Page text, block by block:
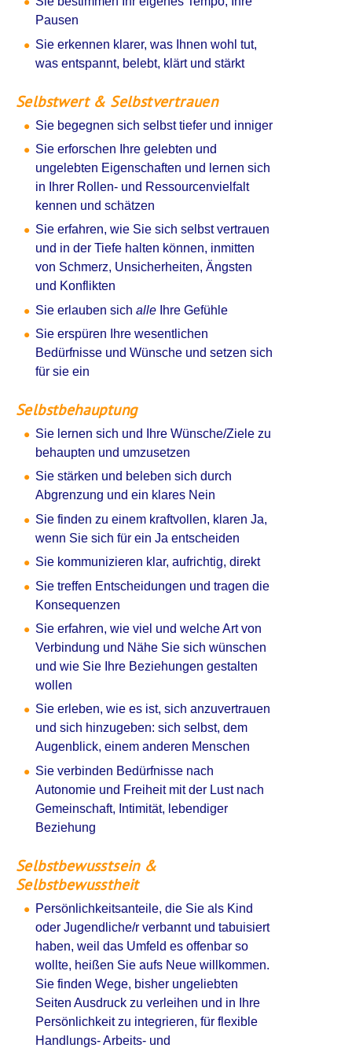
Pausen
Sie erkennen klarer, was Ihnen wohl tut,
was entspannt, belebt, klärt und stärkt
Selbstwert & Selbstvertrauen
Sie begegnen sich selbst tiefer und inniger
Sie erforschen Ihre gelebten und
ungelebten Eigenschaften und lernen sich
in Ihrer Rollen- und Ressourcenvielfalt
kennen und schätzen
Sie erfahren, wie Sie sich selbst vertrauen
und in der Tiefe halten können, inmitten
von Schmerz, Unsicherheiten, Ängsten
und Konflikten
Sie erlauben sich alle Ihre Gefühle
Sie erspüren Ihre wesentlichen
Bedürfnisse und Wünsche und setzen sich
für sie ein
Selbstbehauptung
Sie lernen sich und Ihre Wünsche/Ziele zu
behaupten und umzusetzen
Sie stärken und beleben sich durch
Abgrenzung und ein klares Nein
Sie finden zu einem kraftvollen, klaren Ja,
wenn Sie sich für ein Ja entscheiden
Sie kommunizieren klar, aufrichtig, direkt
Sie treffen Entscheidungen und tragen die
Konsequenzen
Sie erfahren, wie viel und welche Art von
Verbindung und Nähe Sie sich wünschen
und wie Sie Ihre Beziehungen gestalten
wollen
Sie erleben, wie es ist, sich anzuvertrauen
und sich hinzugeben: sich selbst, dem
Augenblick, einem anderen Menschen
Sie verbinden Bedürfnisse nach
Autonomie und Freiheit mit der Lust nach
Gemeinschaft, Intimität, lebendiger
Beziehung
Selbstbewusstsein &
Selbstbewusstheit
Persönlichkeitsanteile, die Sie als Kind
oder Jugendliche/r verbannt und tabuisiert
haben, weil das Umfeld es offenbar so
wollte, heißen Sie aufs Neue willkommen.
Sie finden Wege, bisher ungeliebten
Seiten Ausdruck zu verleihen und in Ihre
Persönlichkeit zu integrieren, für flexible
Handlungs- Arbeits- und